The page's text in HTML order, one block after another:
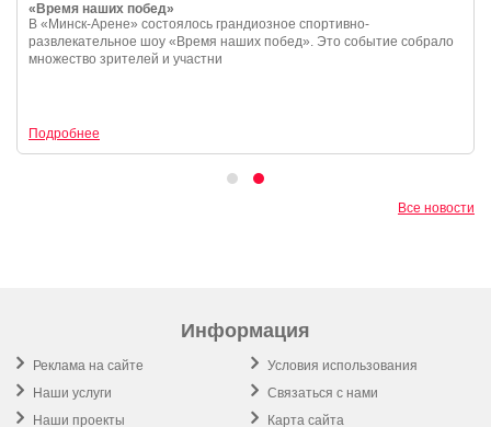
«Время наших побед»
В «Минск-Арене» состоялось грандиозное спортивно-
развлекательное шоу «Время наших побед». Это событие собрало
множество зрителей и участни
Подробнее
Все новости
Информация
Реклама на сайте
Наши услуги
Наши проекты
Условия использования
Связаться с нами
Карта сайта